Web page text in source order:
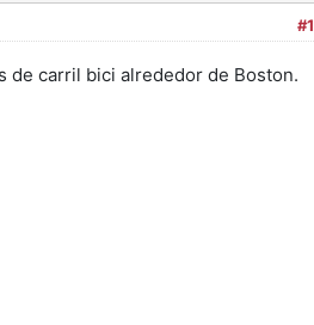
#1
de carril bici alrededor de Boston.